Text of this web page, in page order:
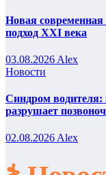
Новая современная
подход XXI века
03.08.2026 Alex
Новости
Синдром водителя:
разрушает
02.08.2026Alex